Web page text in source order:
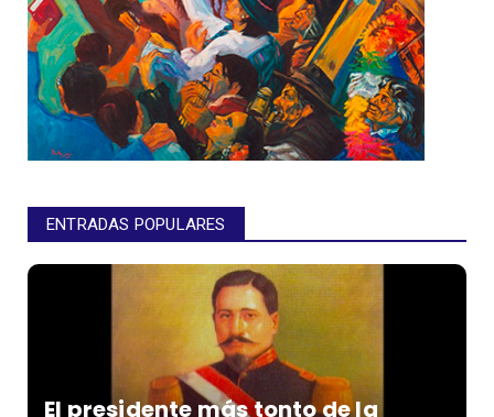
ENTRADAS POPULARES
El presidente más tonto de la